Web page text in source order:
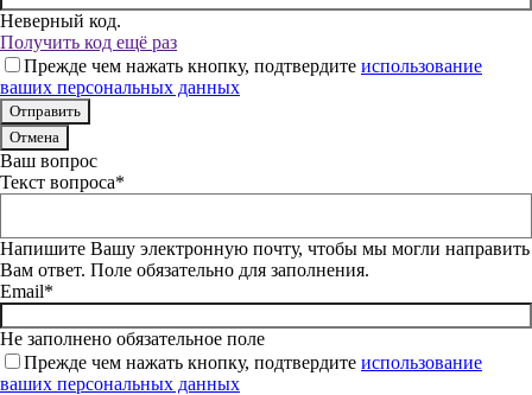
Неверный код.
Получить код ещё раз
Прежде чем нажать кнопку, подтвердите использование
ваших персональных данных
Отмена
Ваш вопрос
Текст вопроса*
Напишите Вашу электронную почту, чтобы мы могли направить
Вам ответ. Поле обязательно для заполнения.
Email*
Не заполнено обязательное поле
Прежде чем нажать кнопку, подтвердите использование
ваших персональных данных